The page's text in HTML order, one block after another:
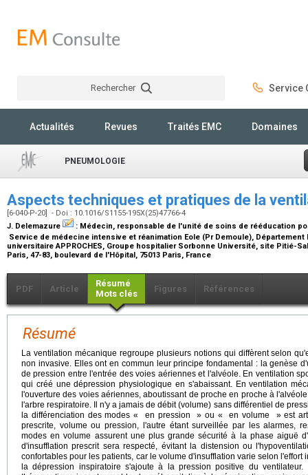
Rechercher Service
Actualités Revues Traités EMC Domaines
PNEUMOLOGIE
Aspects techniques et pratiques de la
[6-040-P-20] - Doi : 10.1016/S1155-195X(25)47766-4
J. Delemazure
: Médecin, responsable de l'unité de soins de rééducation
Service de médecine intensive et réanimation Eole (Pr Demoule),
universitaire APPROCHES, Groupe hospitalier Sorbonne Université, site Pitié-
Paris, 47-83, boulevard de l'Hôpital, 75013 Paris, France
PDF Article
Résumé
Mots clés
Figures Références
Résumé
La ventilation mécanique regroupe plusieurs notions qui diffèrent selon
non invasive. Elles ont en commun leur principe fondamental : la genèse
de pression entre l'entrée des voies aériennes et l'alvéole. En ventilation
qui créé une dépression physiologique en s'abaissant. En ventilation
l'ouverture des voies aériennes, aboutissant de proche en proche à
l'arbre respiratoire. Il n'y a jamais de débit (volume) sans différentiel de
la différenciation des modes « en pression » ou « en volume » est
prescrite, volume ou pression, l'autre étant surveillée par les alarmes,
modes en volume assurent une plus grande sécurité à la phase aiguë
d'insufflation prescrit sera respecté, évitant la distension ou
confortables pour les patients, car le volume d'insufflation varie selon
la dépression inspiratoire s'ajoute à la pression positive du